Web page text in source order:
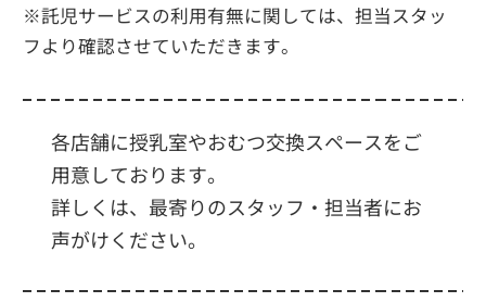
※託児サービスの利用有無に関しては、担当スタッ
フより確認させていただきます。
各店舗に授乳室やおむつ交換スペースをご
用意しております。
詳しくは、最寄りのスタッフ・担当者にお
声がけください。